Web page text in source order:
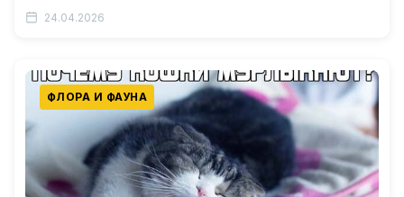
24.04.2026
ФЛОРА И ФАУНА